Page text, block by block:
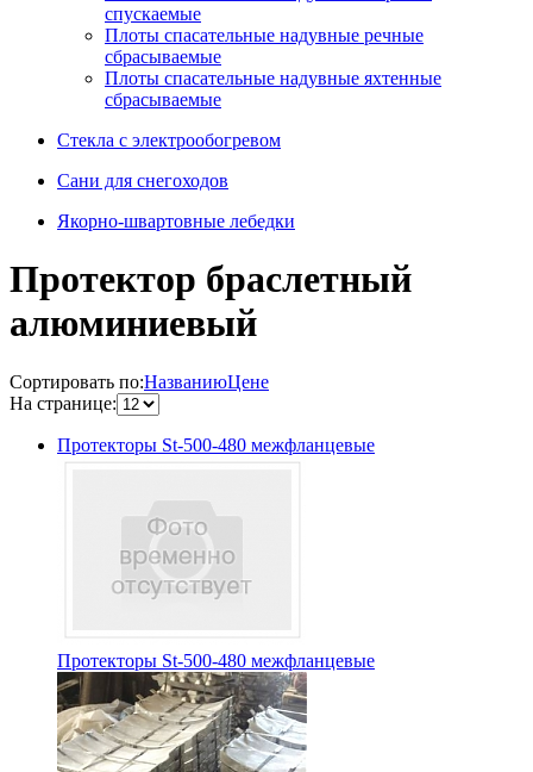
спускаемые
Плоты cпасательные надувные речные
сбрасываемые
Плоты cпасательные надувные яхтенные
сбрасываемые
Стекла с электрообогревом
Сани для снегоходов
Якорно-швартовные лебедки
Протектор браслетный
алюминиевый
Сортировать по:НазваниюЦене
На странице:
Протекторы St-500-480 межфланцевые
Протекторы St-500-480 межфланцевые